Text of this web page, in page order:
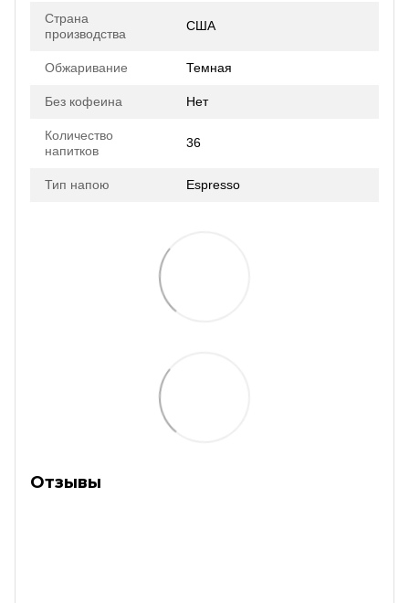
Страна
производства
США
Обжаривание Темная
Без кофеина Нет
Количество
напитков
36
Тип напою Espresso
Отзывы